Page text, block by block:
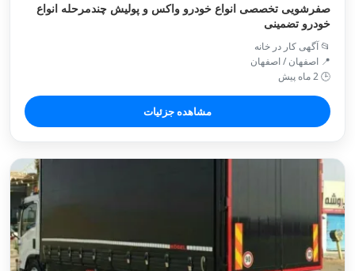
صفرشویی تخصصی انواع خودرو واکس و پولیش چندمرحله انواع
خودرو تضمینی
📂 آگهی کار در خانه
📍 اصفهان / اصفهان
🕒 2 ماه پیش
مشاهده جزئیات